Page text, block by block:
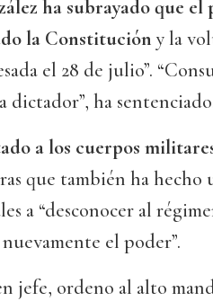
ha subrayado que
la Constitución y la
el 28 de julio”.
dictador”, ha
a los cuerpos
que también ha hecho
a “desconocer al
el poder”.
jefe, ordeno al alto